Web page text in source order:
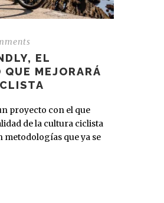
EL
MEJORARÁ
proyecto con el que
de la cultura ciclista
metodologías que ya se